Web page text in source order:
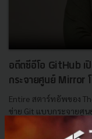
อดีตซีอีโอ GitHub เ
กระจายศูนย์ Mirror โ
Entire สตาร์ทอัพของ
ข่าย Git แบบกระจายศูน
สำเนาประจำภูมิภาคแท